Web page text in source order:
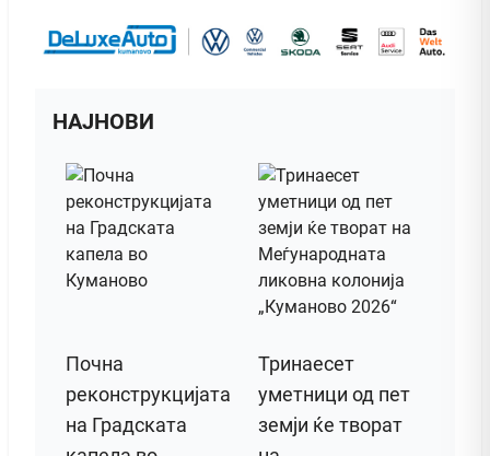
НАЈНОВИ
Почна
реконструкцијата
на Градската
Тринаесет
уметници од пет
земји ќе творат